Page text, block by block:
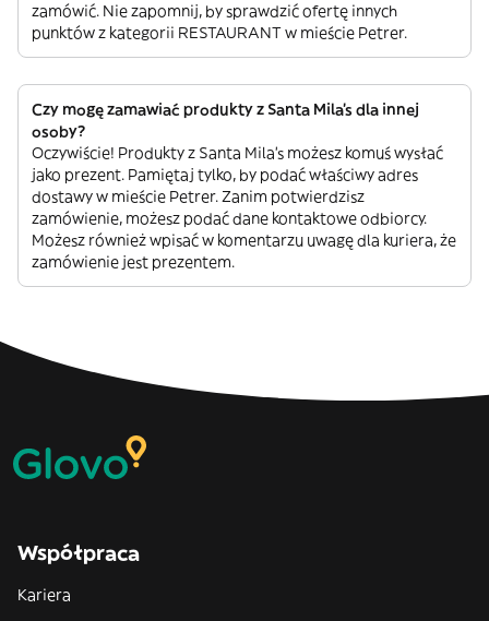
zamówić. Nie zapomnij, by sprawdzić ofertę innych
punktów z kategorii RESTAURANT w mieście Petrer.
Czy mogę zamawiać produkty z Santa Mila's dla innej
osoby?
Oczywiście! Produkty z Santa Mila's możesz komuś wysłać
jako prezent. Pamiętaj tylko, by podać właściwy adres
dostawy w mieście Petrer. Zanim potwierdzisz
zamówienie, możesz podać dane kontaktowe odbiorcy.
Możesz również wpisać w komentarzu uwagę dla kuriera, że
zamówienie jest prezentem.
Współpraca
Kariera